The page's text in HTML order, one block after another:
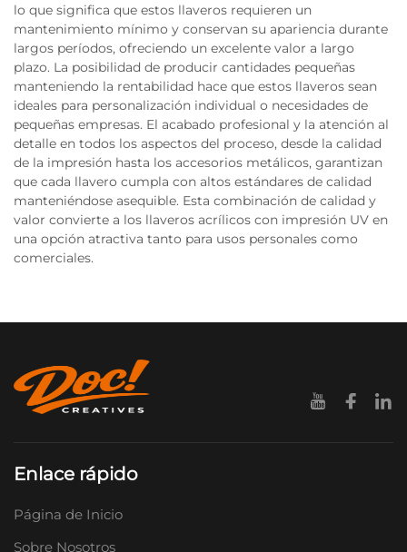
lo que significa que estos llaveros requieren un
mantenimiento mínimo y conservan su apariencia durante
largos períodos, ofreciendo un excelente valor a largo
plazo. La posibilidad de producir cantidades pequeñas
manteniendo la rentabilidad hace que estos llaveros sean
ideales para personalización individual o necesidades de
pequeñas empresas. El acabado profesional y la atención al
detalle en todos los aspectos del proceso, desde la calidad
de la impresión hasta los accesorios metálicos, garantizan
que cada llavero cumpla con altos estándares de calidad
manteniéndose asequible. Esta combinación de calidad y
valor convierte a los llaveros acrílicos con impresión UV en
una opción atractiva tanto para usos personales como
comerciales.
Enlace rápido
Página de Inicio
Sobre Nosotros